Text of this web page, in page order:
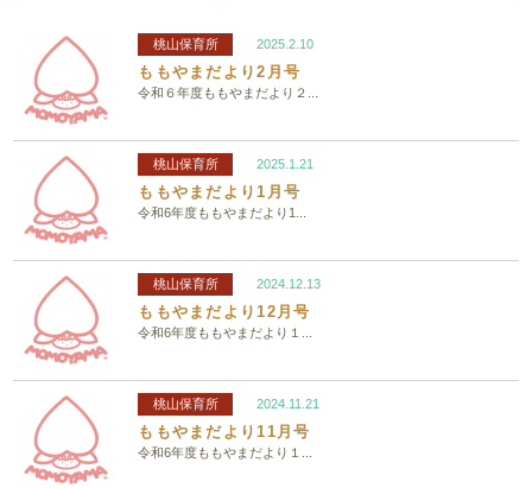
桃山保育所 2025.2.10
ももやまだより2月号
令和６年度ももやまだより２...
桃山保育所 2025.1.21
ももやまだより1月号
令和6年度ももやまだより1...
桃山保育所 2024.12.13
ももやまだより12月号
令和6年度ももやまだより１...
桃山保育所 2024.11.21
ももやまだより11月号
令和6年度ももやまだより１...